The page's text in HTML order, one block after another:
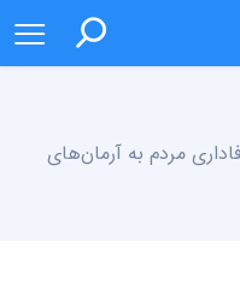
مردم به آرمان‌های